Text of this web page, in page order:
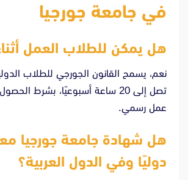
في جامعة جورجيا
هل يمكن للطلاب العمل
نعم، يسمح القانون الجورجي للطلاب
تصل إلى 20 ساعة أسبوعيًا، بشرط
عمل رسمي.
هل شهادة جامعة جورجيا
دوليًا وفي الدول العربية؟